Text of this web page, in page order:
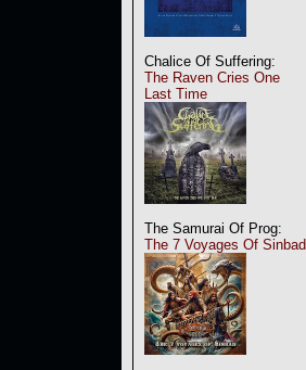
Chalice Of Suffering:
The Raven Cries One
Last Time
The Samurai Of Prog:
The 7 Voyages Of Sinbad